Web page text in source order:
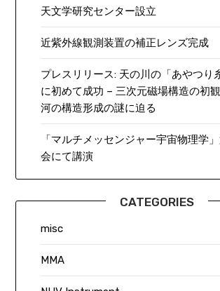
天文学研究センター設立
近紫外線観測装置の補正レンズ完成
プレスリリース: 天の川の「あやつり
に初めて成功 – 三次元磁場構造の初
河の構造形成の謎に迫る
「マルチメッセンジャー宇宙物理学
会にて講演
CATEGORIES
misc
MMA